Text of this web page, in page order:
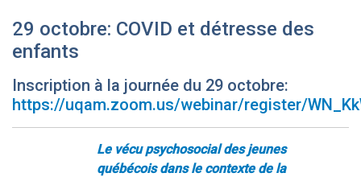
29 octobre: COVID et détresse des
enfants
Inscription à la journée du 29 octobre:
https://uqam.zoom.us/webinar/register/
Le vécu psychosocial des jeunes
québécois dans le contexte de la